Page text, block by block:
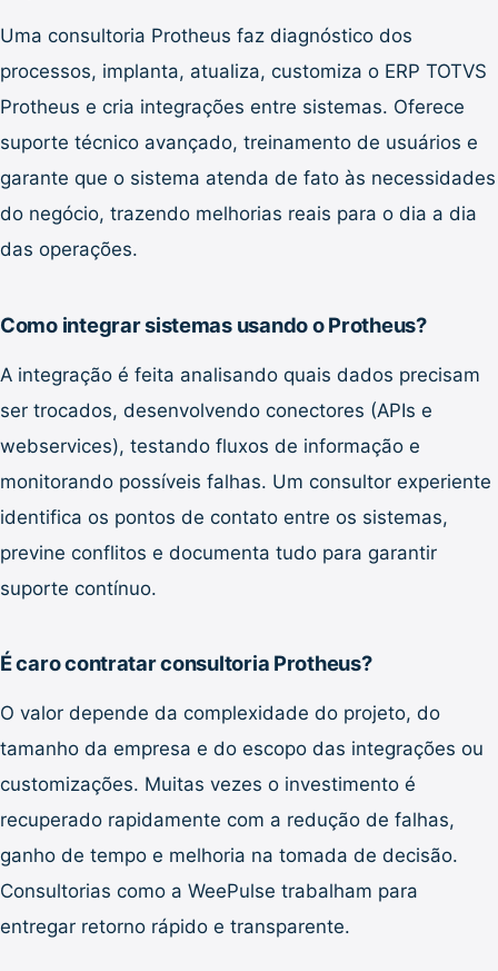
Uma consultoria Protheus faz diagnóstico dos
processos, implanta, atualiza, customiza o ERP TOTVS
Protheus e cria integrações entre sistemas. Oferece
suporte técnico avançado, treinamento de usuários e
garante que o sistema atenda de fato às necessidades
do negócio, trazendo melhorias reais para o dia a dia
das operações.
Como integrar sistemas usando o Protheus?
A integração é feita analisando quais dados precisam
ser trocados, desenvolvendo conectores (APIs e
webservices), testando fluxos de informação e
monitorando possíveis falhas. Um consultor experiente
identifica os pontos de contato entre os sistemas,
previne conflitos e documenta tudo para garantir
suporte contínuo.
É caro contratar consultoria Protheus?
O valor depende da complexidade do projeto, do
tamanho da empresa e do escopo das integrações ou
customizações. Muitas vezes o investimento é
recuperado rapidamente com a redução de falhas,
ganho de tempo e melhoria na tomada de decisão.
Consultorias como a WeePulse trabalham para
entregar retorno rápido e transparente.